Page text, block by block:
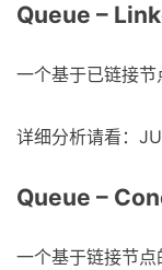
Queue –
一个基于已链接节
详细分析请看：
Queue –
一个基于链接节